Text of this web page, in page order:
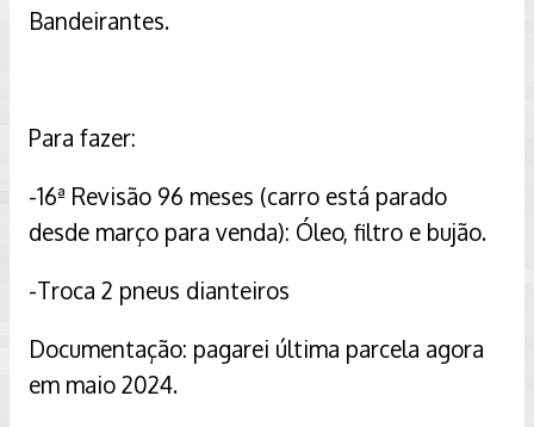
Bandeirantes.
Para fazer:
-16ª Revisão 96 meses (carro está parado
desde março para venda): Óleo, filtro e bujão.
-Troca 2 pneus dianteiros
Documentação: pagarei última parcela agora
em maio 2024.